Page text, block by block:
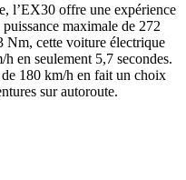
l’EX30 offre une expérience
maximale de 272
Nm, cette voiture électrique
en seulement 5,7 secondes.
180 km/h en fait un choix
sur autoroute.